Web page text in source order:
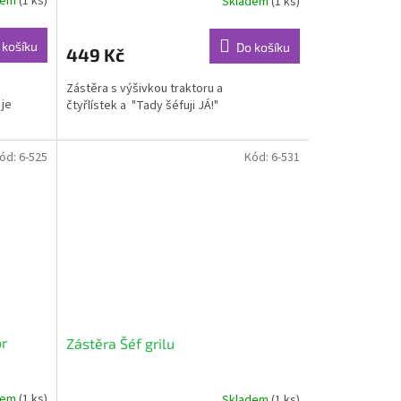
449 Kč Do košíku
Zástěra s výšivkou traktoru a
čtyřlístek a "Tady šéfuji JÁ!"
6-525
Zástěra Šéf grilu
Kód: 6-531